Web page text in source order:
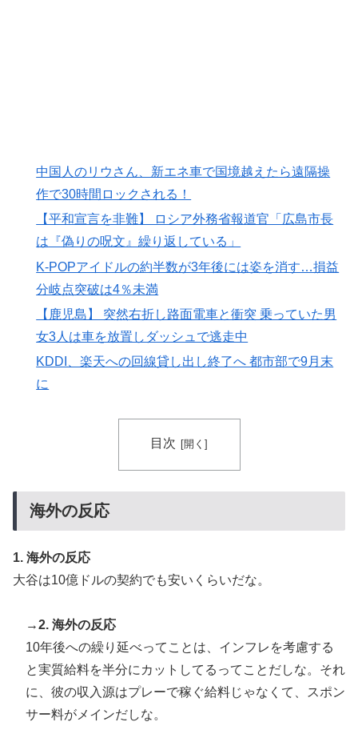
覧ください」→「これはすごいわ」「こういうのを見る
がまさに経験値である」
海外「あるある！」日本を旅行した外国人が患う新たな
症状「日本後PTSD」に海外が大騒ぎ
▶ フランス人「欲張りすぎだ」中村敬斗、ランス残留の可
能性を会長が示唆！移籍金が交渉の壁に..現地サポの本
音がこれ！【海外の反応】
▶ 韓国人「韓国に10年間の出場権剥奪や過去ワールドカッ
プ、オリンピック予選の記録削除を要求するFIFA公式制
▶
【海外の反応】冨安健洋がクリスタル・パレス加入へ
「アーセナルサポの好きなクラブで良かった」
▶
大地震が起きても手術をやり遂げる日本の医療チーム、
かる数字に海外が大騒ぎ
▶ 海外「日本人はなんて気高いんだ！」 英高級紙も驚愕
した極限の中の日本人の姿に世界が衝撃
▶
韓国人「大韓航空の熊本地震飲料水支援に対する日本人
の反応をご覧ください・・・」→「」
中国人のリウさん、新エネ車で国境越えたら遠隔操
作で30時間ロックされる！
【平和宣言を非難】 ロシア外務省報道官「広島市長
は『偽りの呪文』繰り返している」
K-POPアイドルの約半数が3年後には姿を消す…損益
分岐点突破は4％未満
【鹿児島】 突然右折し路面電車と衝突 乗っていた男
女3人は車を放置しダッシュで逃走中
KDDI、楽天への回線貸し出し終了へ 都市部で9月末
に
目次
海外の反応
1. 海外の反応
大谷は10億ドルの契約でも安いくらいだな。
→2. 海外の反応
10年後への繰り延べってことは、インフレを考慮する
と実質給料を半分にカットしてるってことだしな。それ
に、彼の収入源はプレーで稼ぐ給料じゃなくて、スポン
サー料がメインだしな。